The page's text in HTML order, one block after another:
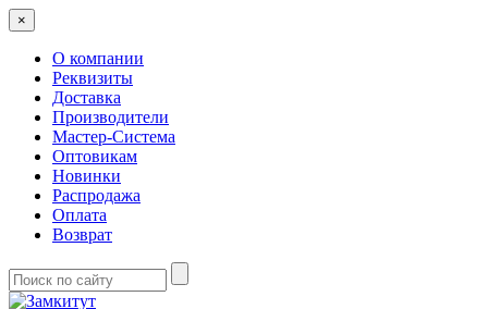
×
О компании
Реквизиты
Доставка
Производители
Мастер-Система
Оптовикам
Новинки
Распродажа
Оплата
Возврат